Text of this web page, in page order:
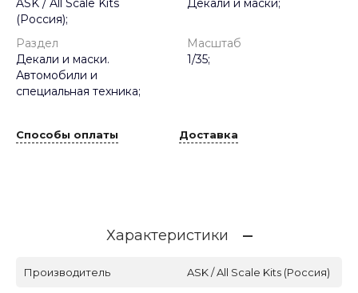
ASK / All Scale Kits
(Россия);
Декали и маски;
Раздел
Декали и маски.
Автомобили и
специальная техника;
Масштаб
1/35;
Способы оплаты Доставка
Характеристики
Производитель ASK / All Scale Kits (Россия)